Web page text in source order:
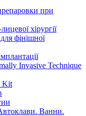
при
хірургії
фінішної
Invasive Technique
Kit
Ванни.